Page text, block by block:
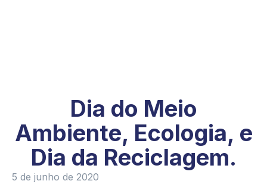
Dia do Meio
Ambiente, Ecologia, e
Dia da Reciclagem.
5 de junho de 2020